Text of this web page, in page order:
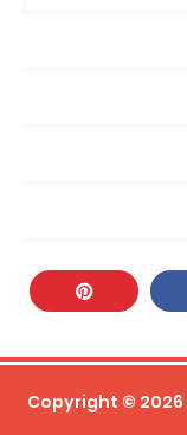
Copyright © 2026